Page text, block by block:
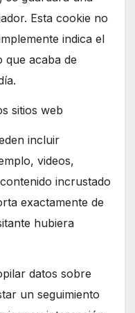
Esta cookie no
indica el
que acaba de
sitios web
incluir
videos,
incrustado
exactamente de
hubiera
datos sobre
un seguimiento